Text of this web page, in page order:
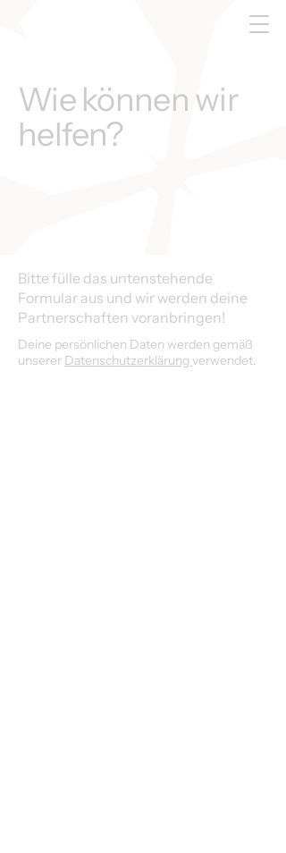
Wie können wir
helfen?
Bitte fülle das untenstehende
Formular aus und wir werden deine
Partnerschaften voranbringen!
Deine persönlichen Daten werden gemäß
unserer Datenschutzerklärung verwendet.